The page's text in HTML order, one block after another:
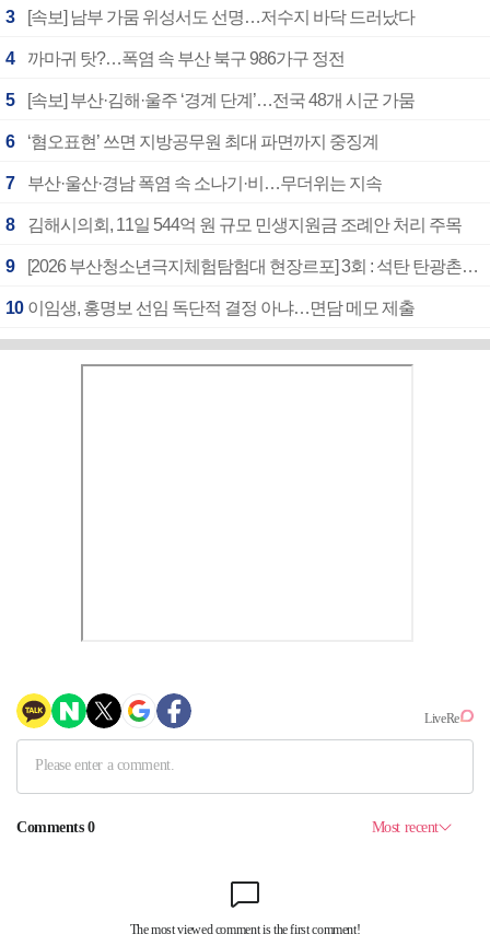
3 [속보] 남부 가뭄 위성서도 선명…저수지 바닥 드러났다
4 까마귀 탓?…폭염 속 부산 북구 986가구 정전
5 [속보] 부산·김해·울주 ‘경계 단계’…전국 48개 시군 가뭄
6 ‘혐오표현’ 쓰면 지방공무원 최대 파면까지 중징계
7 부산·울산·경남 폭염 속 소나기·비…무더위는 지속
8 김해시의회, 11일 544억 원 규모 민생지원금 조례안 처리 주목
9 [2026 부산청소년극지체험탐험대 현장르포] 3회 : 석탄 탄광촌에서 북극 연구의 중심지로
10 이임생, 홍명보 선임 독단적 결정 아냐…면담 메모 제출